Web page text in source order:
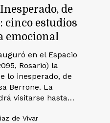
de
cinco estudios
emocional
en el Espacio
Rosario) la
lo inesperado, de
Berrone. La
visitarse hasta…
de Vivar